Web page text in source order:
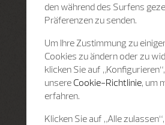
den während des Surfens
Präferenzen zu senden.
Um Ihre Zustimmung zu
Cookies zu ändern oder zu
klicken Sie auf
unsere Cookie-Richtlinie, um
erfahren.
Klicken Sie auf „Alle